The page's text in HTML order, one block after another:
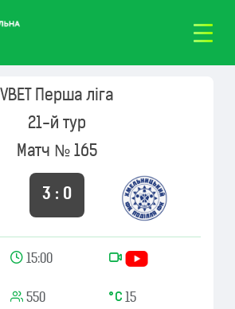
VBET Перша ліга
21-й тур
Матч № 165
3 : 0
15:00
550 15